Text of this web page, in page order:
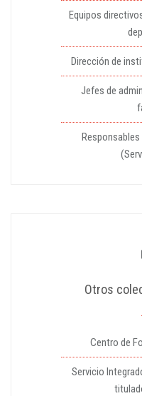
Equipos
Dirección de
Jefes de
Otros
Centro de
Servicio